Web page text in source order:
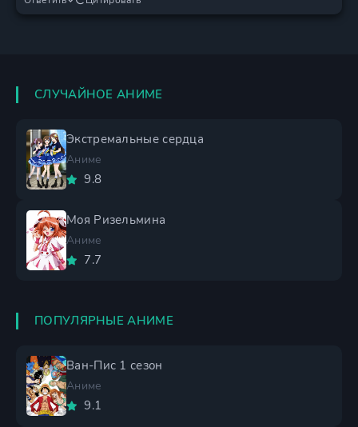
СЛУЧАЙНОЕ АНИМЕ
Экстремальные сердца
Аниме
9.8
Моя Ризельмина
Аниме
7.7
ПОПУЛЯРНЫЕ АНИМЕ
Ван-Пис 1 сезон
Аниме
9.1